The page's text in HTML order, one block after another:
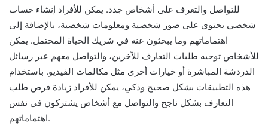
للتواصل والتعرف على أشخاص جدد. يمكن للأفراد إنشاء حساب
شخصي يحتوي على صور شخصية ومعلومات شخصية، بالإضافة إلى
اهتماماتهم وما يبحثون عنه في شريك الحياة المحتمل. يمكن
للأشخاص توجيه طلبات التعارف للآخرين، والتواصل معهم عبر رسائل
الدردشة المباشرة أو خيارات أخرى مثل مكالمات الفيديو. باستخدام
هذه التطبيقات بشكل صحيح وذكي، يمكن للأفراد زيادة فرص طلب
التعارف بشكل ناجح والتواصل مع أشخاص يشتركون في نفس
اهتماماتهم.